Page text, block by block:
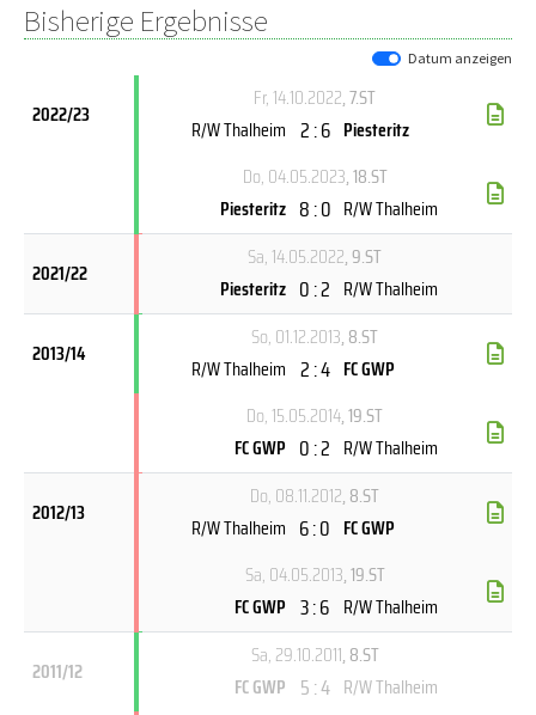
Bisherige Ergebnisse
Datum anzeigen
2022/23
Fr, 14.10.2022, 7.ST
R/W Thalheim 2 : 6 Piesteritz
Do, 04.05.2023, 18.ST
Piesteritz 8 : 0 R/W Thalheim
2021/22
Sa, 14.05.2022, 9.ST
Piesteritz 0 : 2 R/W Thalheim
2013/14
So, 01.12.2013, 8.ST
R/W Thalheim 2 : 4 FC GWP
Do, 15.05.2014, 19.ST
FC GWP 0 : 2 R/W Thalheim
2012/13
Do, 08.11.2012, 8.ST
R/W Thalheim 6 : 0 FC GWP
Sa, 04.05.2013, 19.ST
FC GWP 3 : 6 R/W Thalheim
2011/12
Sa, 29.10.2011, 8.ST
FC GWP 5 : 4 R/W Thalheim